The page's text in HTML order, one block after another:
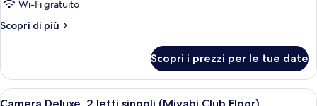
king
Floor)
Wi-Fi gratuito
Scopri di più
Altri
Deluxe,
letto
Scopri i prezzi per le tue date
Apri
Una camera d'albergo moderna con
31
Camera Deluxe, 2 letti singoli (Miyabi Club Floor)